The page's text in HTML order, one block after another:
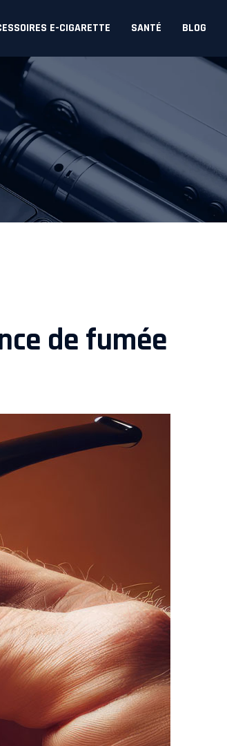
E-CIGARETTE SANTÉ BLOG
de fumée